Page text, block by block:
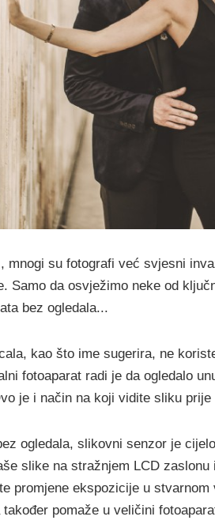
mnogi su fotografi već svjesni
Samo da osvježimo neke od
bez ogledala...
kao što ime sugerira, ne
fotoaparat radi je da ogledalo
je i način na koji vidite sliku prije
ogledala, slikovni senzor je
slike na stražnjem LCD
promjene ekspozicije u
pomaže u veličini